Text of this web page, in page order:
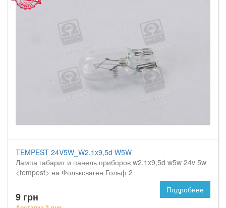
TEMPEST 24V5W_W2,1x9,5d W5W
Лампа габарит и панель приборов w2,1x9,5d w5w 24v 5w
<tempest> на Фольксваген Гольф 2
9 грн
Подробнее